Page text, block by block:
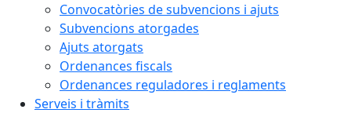
Convocatòries de subvencions i ajuts
Subvencions atorgades
Ajuts atorgats
Ordenances fiscals
Ordenances reguladores i reglaments
Serveis i tràmits